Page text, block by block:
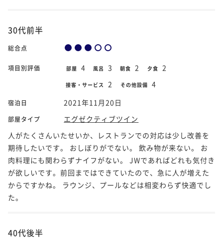
30代前半
総合点
項目別評価 部屋 4 風呂 3 朝食 2 夕食 2
接客・サービス 2 その他設備 4
宿泊日 2021年11月20日
部屋タイプ
エグゼクティブツイン
人がたくさんいたせいか、レストランでの対応は少し改善を
期待したいです。 おしぼりがでない。 飲み物が来ない。 お
肉料理にも関わらずナイフがない。 JWであればどれも気付き
が欲しいです。前回まではできていたので、急に人が増えた
からですかね。 ラウンジ、プールなどは相変わらず快適でし
た。
40代後半